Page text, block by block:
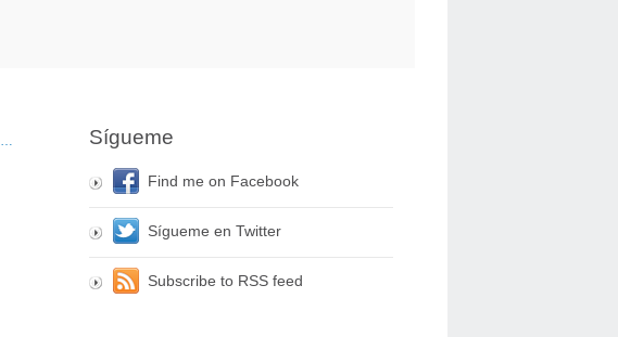
… Sígueme
Find me on Facebook
Sígueme en Twitter
Subscribe to RSS feed